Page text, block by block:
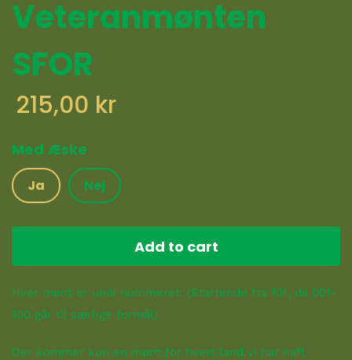
Veteranmønten
SFOR
215,00 kr
Med Æske
Ja Nej
Add to cart
Hver mønt er unik nummeret. (Startende fra 101, da 001-
100 går til særlige formål)
Der kommer kun en mønt for hvert land vi har haft